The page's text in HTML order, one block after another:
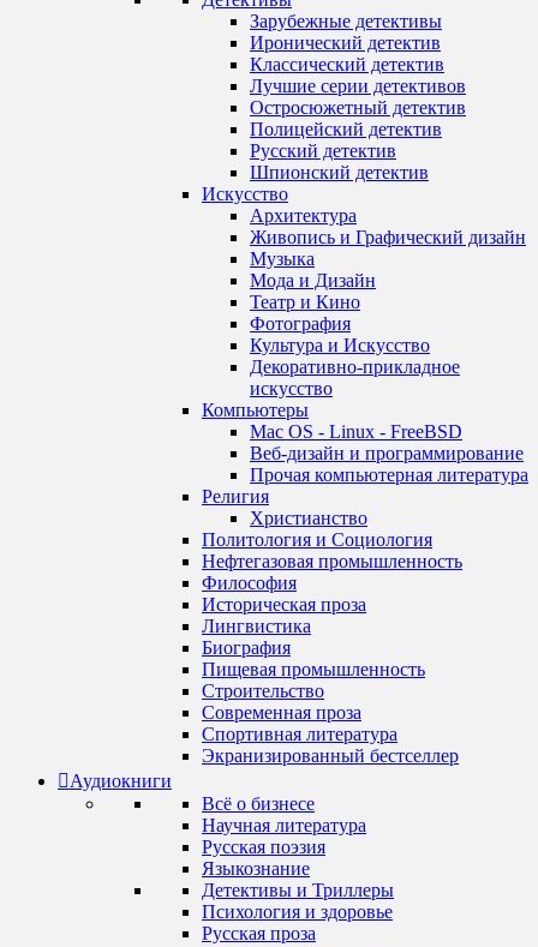
Зарубежные детективы
Иронический детектив
Классический детектив
Лучшие серии детективов
Остросюжетный детектив
Полицейский детектив
Русский детектив
Шпионский детектив
Искусство
Архитектура
Живопись и Графический дизайн
Музыка
Мода и Дизайн
Театр и Кино
Фотография
Культура и Искусство
Декоративно-прикладное
искусство
Компьютеры
Mac OS - Linux - FreeBSD
Веб-дизайн и программирование
Прочая компьютерная литература
Религия
Христианство
Политология и Социология
Нефтегазовая промышленность
Философия
Историческая проза
Лингвистика
Биография
Пищевая промышленность
Строительство
Современная проза
Спортивная литература
Экранизированный бестселлер
Аудиокниги
Всё о бизнесе
Научная литература
Русская поэзия
Языкознание
Детективы и Триллеры
Психология и здоровье
Русская проза